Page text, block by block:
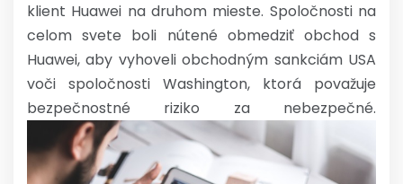
klient Huawei na druhom mieste. Spoločnosti na
celom svete boli nútené obmedziť obchod s
Huawei, aby vyhoveli obchodným sankciám USA
voči spoločnosti Washington, ktorá považuje
bezpečnostné riziko za nebezpečné.